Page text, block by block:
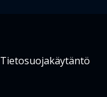
Tietosuojakäytäntö